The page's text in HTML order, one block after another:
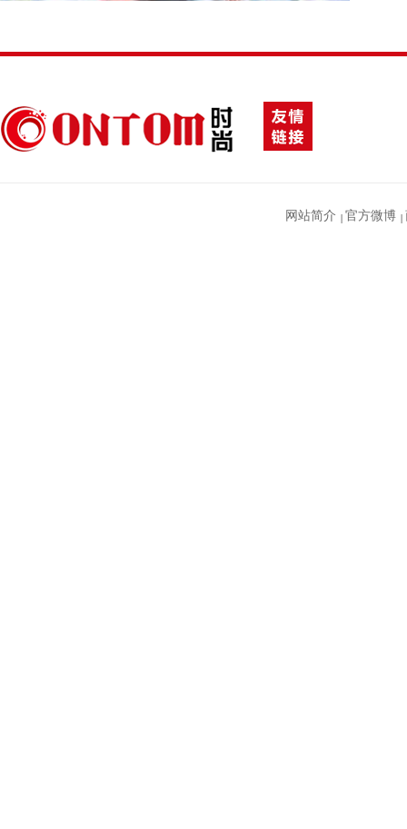
网站简介 官方微博